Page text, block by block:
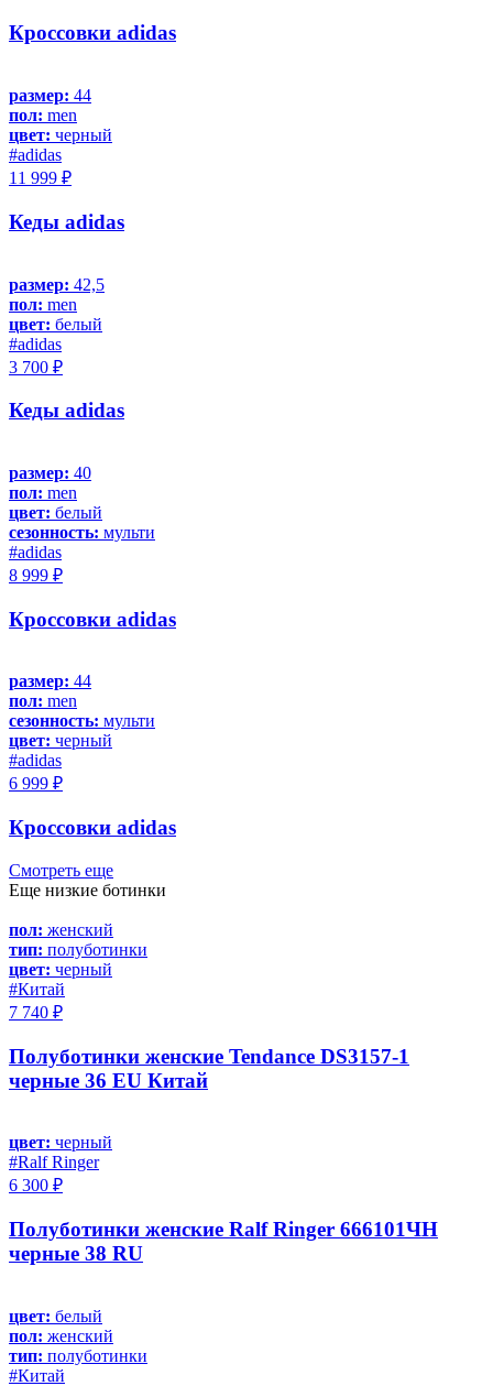
Кроссовки adidas
размер: 44
пол: men
цвет: черный
#adidas
11 999 ₽
Кеды adidas
размер: 42,5
пол: men
цвет: белый
#adidas
3 700 ₽
Кеды adidas
размер: 40
пол: men
цвет: белый
сезонность: мульти
#adidas
8 999 ₽
Кроссовки adidas
размер: 44
пол: men
сезонность: мульти
цвет: черный
#adidas
6 999 ₽
Кроссовки adidas
Смотреть еще
Еще низкие ботинки
пол: женский
тип: полуботинки
цвет: черный
#Китай
7 740 ₽
Полуботинки женские Tendance DS3157-1
черные 36 EU Китай
цвет: черный
#Ralf Ringer
6 300 ₽
Полуботинки женские Ralf Ringer 666101ЧН
черные 38 RU
цвет: белый
пол: женский
тип: полуботинки
#Китай